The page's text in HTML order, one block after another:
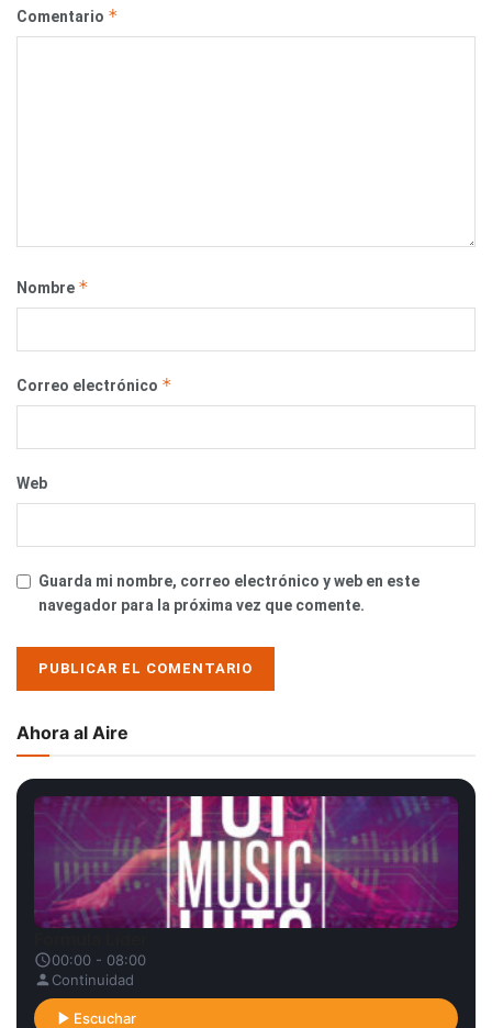
Comentario *
Nombre *
Correo electrónico *
Web
Guarda mi nombre, correo electrónico y web en este
navegador para la próxima vez que comente.
Ahora al Aire
00:00 - 08:00
Continuidad
Escuchar